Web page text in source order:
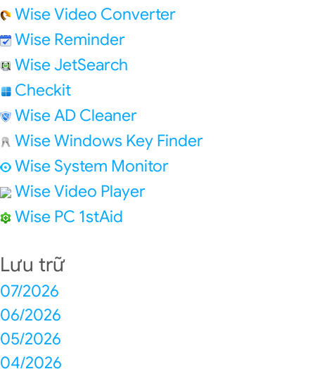
Wise Video Converter
Wise Reminder
Wise JetSearch
Checkit
Wise AD Cleaner
Wise Windows Key Finder
Wise System Monitor
Wise Video Player
Wise PC 1stAid
Lưu trữ
07/2026
06/2026
05/2026
04/2026